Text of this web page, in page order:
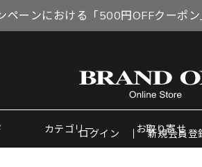
ペーンにおける「500円OFFクーポ
カテゴリー お取り寄せ
ログイン 新規会員登